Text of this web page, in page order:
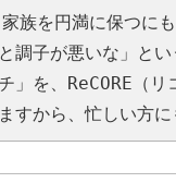
族を円満に保つに
調子が悪いな」と
」を、ReCORE（
すから、忙しい方に